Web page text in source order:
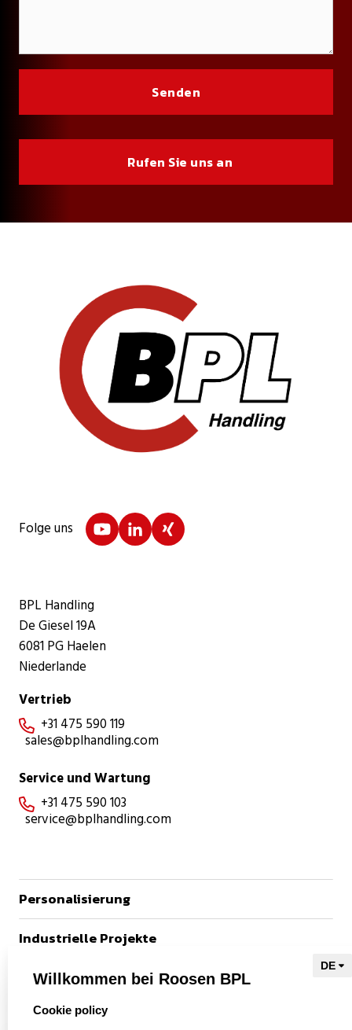
Rufen Sie uns an
Folge uns
BPL Handling
De Giesel 19A
6081 PG Haelen
Niederlande
Vertrieb
 +31 475 590 119
sales@bplhandling.com
Service und Wartung
 +31 475 590 103
service@bplhandling.com
Personalisierung
Industrielle Projekte
Referenzen
Naar Kieu Engineering
Willkommen bei Roosen BPL
select language
Cookie policy